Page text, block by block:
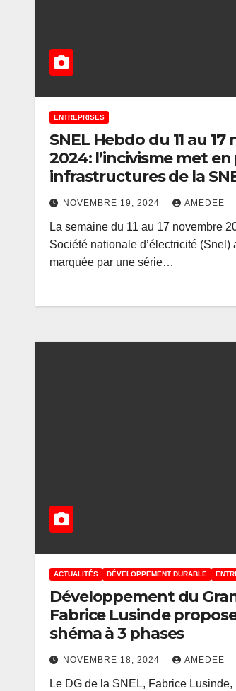
ENTREPRISES
SNEL Hebdo du 11 au 17
2024: l’incivisme met en
infrastructures de la
NOVEMBRE 19, 2024 AMEDEE
La semaine du 11 au 17 novembre
Société nationale d’électricité (Snel)
marquée par une série…
ACTUALITÉS DÉVELOPPEMENT DURABLE
Développement du
Fabrice Lusinde
shéma à 3 phases
NOVEMBRE 18, 2024 AMEDEE
Le DG de la SNEL, Fabrice Lusinde,